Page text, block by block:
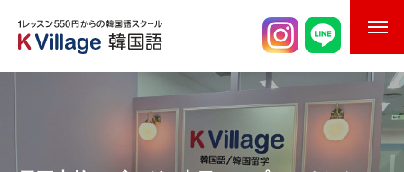
校舎案内